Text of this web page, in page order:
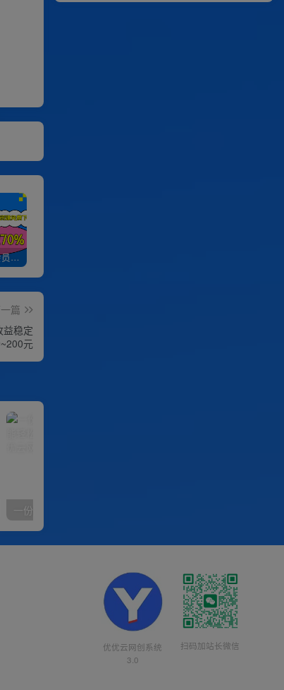
加入优优云网创会员，全站资源免费学习。
篇
稳定
元
优优云网创系统
3.0
扫码加站长微信